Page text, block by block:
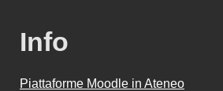
Info
Piattaforme Moodle in Ateneo